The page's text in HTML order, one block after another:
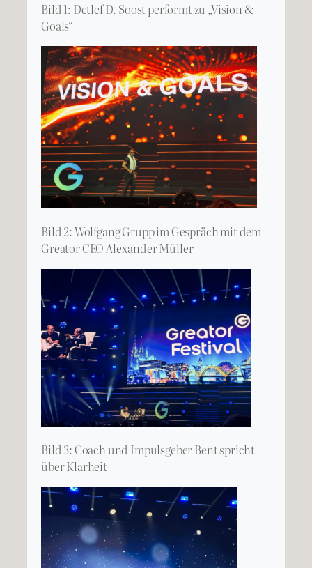
Bild 1: Detlef D. Soost performt zu „Vision &
Goals“
Bild 2: Wolfgang Grupp im Gespräch mit dem
Greator CEO Alexander Müller
Bild 3: Coach und Impulsgeber Bent spricht
über Klarheit